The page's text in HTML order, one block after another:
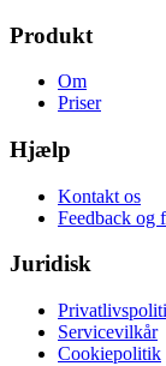
Produkt
Om
Priser
Hjælp
Kontakt os
Feedback og
Juridisk
Servicevilkår
Cookiepolitik